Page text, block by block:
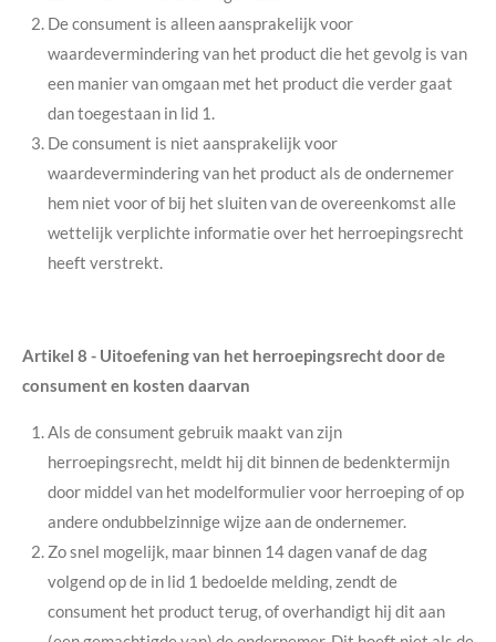
De consument is alleen aansprakelijk voor
waardevermindering van het product die het gevolg is van
een manier van omgaan met het product die verder gaat
dan toegestaan in lid 1.
De consument is niet aansprakelijk voor
waardevermindering van het product als de ondernemer
hem niet voor of bij het sluiten van de overeenkomst alle
wettelijk verplichte informatie over het herroepingsrecht
heeft verstrekt.
Artikel 8 - Uitoefening van het herroepingsrecht door de
consument en kosten daarvan
Als de consument gebruik maakt van zijn
herroepingsrecht, meldt hij dit binnen de bedenktermijn
door middel van het modelformulier voor herroeping of op
andere ondubbelzinnige wijze aan de ondernemer.
Zo snel mogelijk, maar binnen 14 dagen vanaf de dag
volgend op de in lid 1 bedoelde melding, zendt de
consument het product terug, of overhandigt hij dit aan